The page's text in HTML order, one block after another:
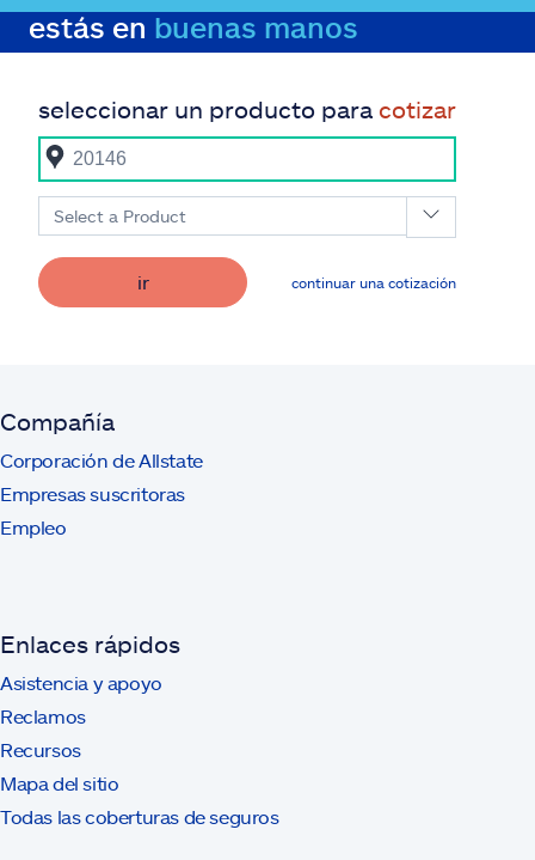
estás en buenas manos
seleccionar un producto para cotizar
Select a Product
ir continuar una cotización
Compañía
Corporación de Allstate
Empresas suscritoras
Empleo
Enlaces rápidos
Asistencia y apoyo
Reclamos
Recursos
Mapa del sitio
Todas las coberturas de seguros